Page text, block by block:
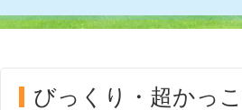
びっくり・超かっ